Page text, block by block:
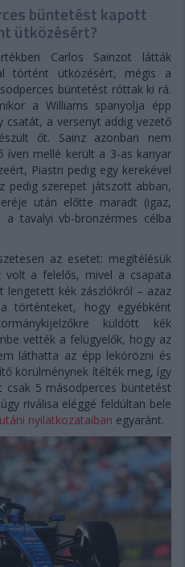
büntetést kapott
ütközésért?
Carlos Sainzot látták
történt ütközésért, mégis a
büntetést róttak ki rá.
a Williams spanyolja épp
csatát, a versenyt addig vezető
őt. Sainz azonban nem
íven mellé került a 3-as kanyar
Piastri pedig egy kerekével
pedig szerepet játszott abban,
után előtte maradt (igaz,
tavalyi vb-bronzérmes célba
az esetet: megítélésük
volt a felelős, mivel a csapata
lengetett kék zászlókról – azaz
történteket, hogy egyébként
küldött kék
vették a felügyelők, hogy az
láthatta az épp lekörözni és
körülménynek ítélték meg, így
5 másodperces büntetést
riválisa eléggé feldúltan bele
nyilatkozataiban egyaránt.